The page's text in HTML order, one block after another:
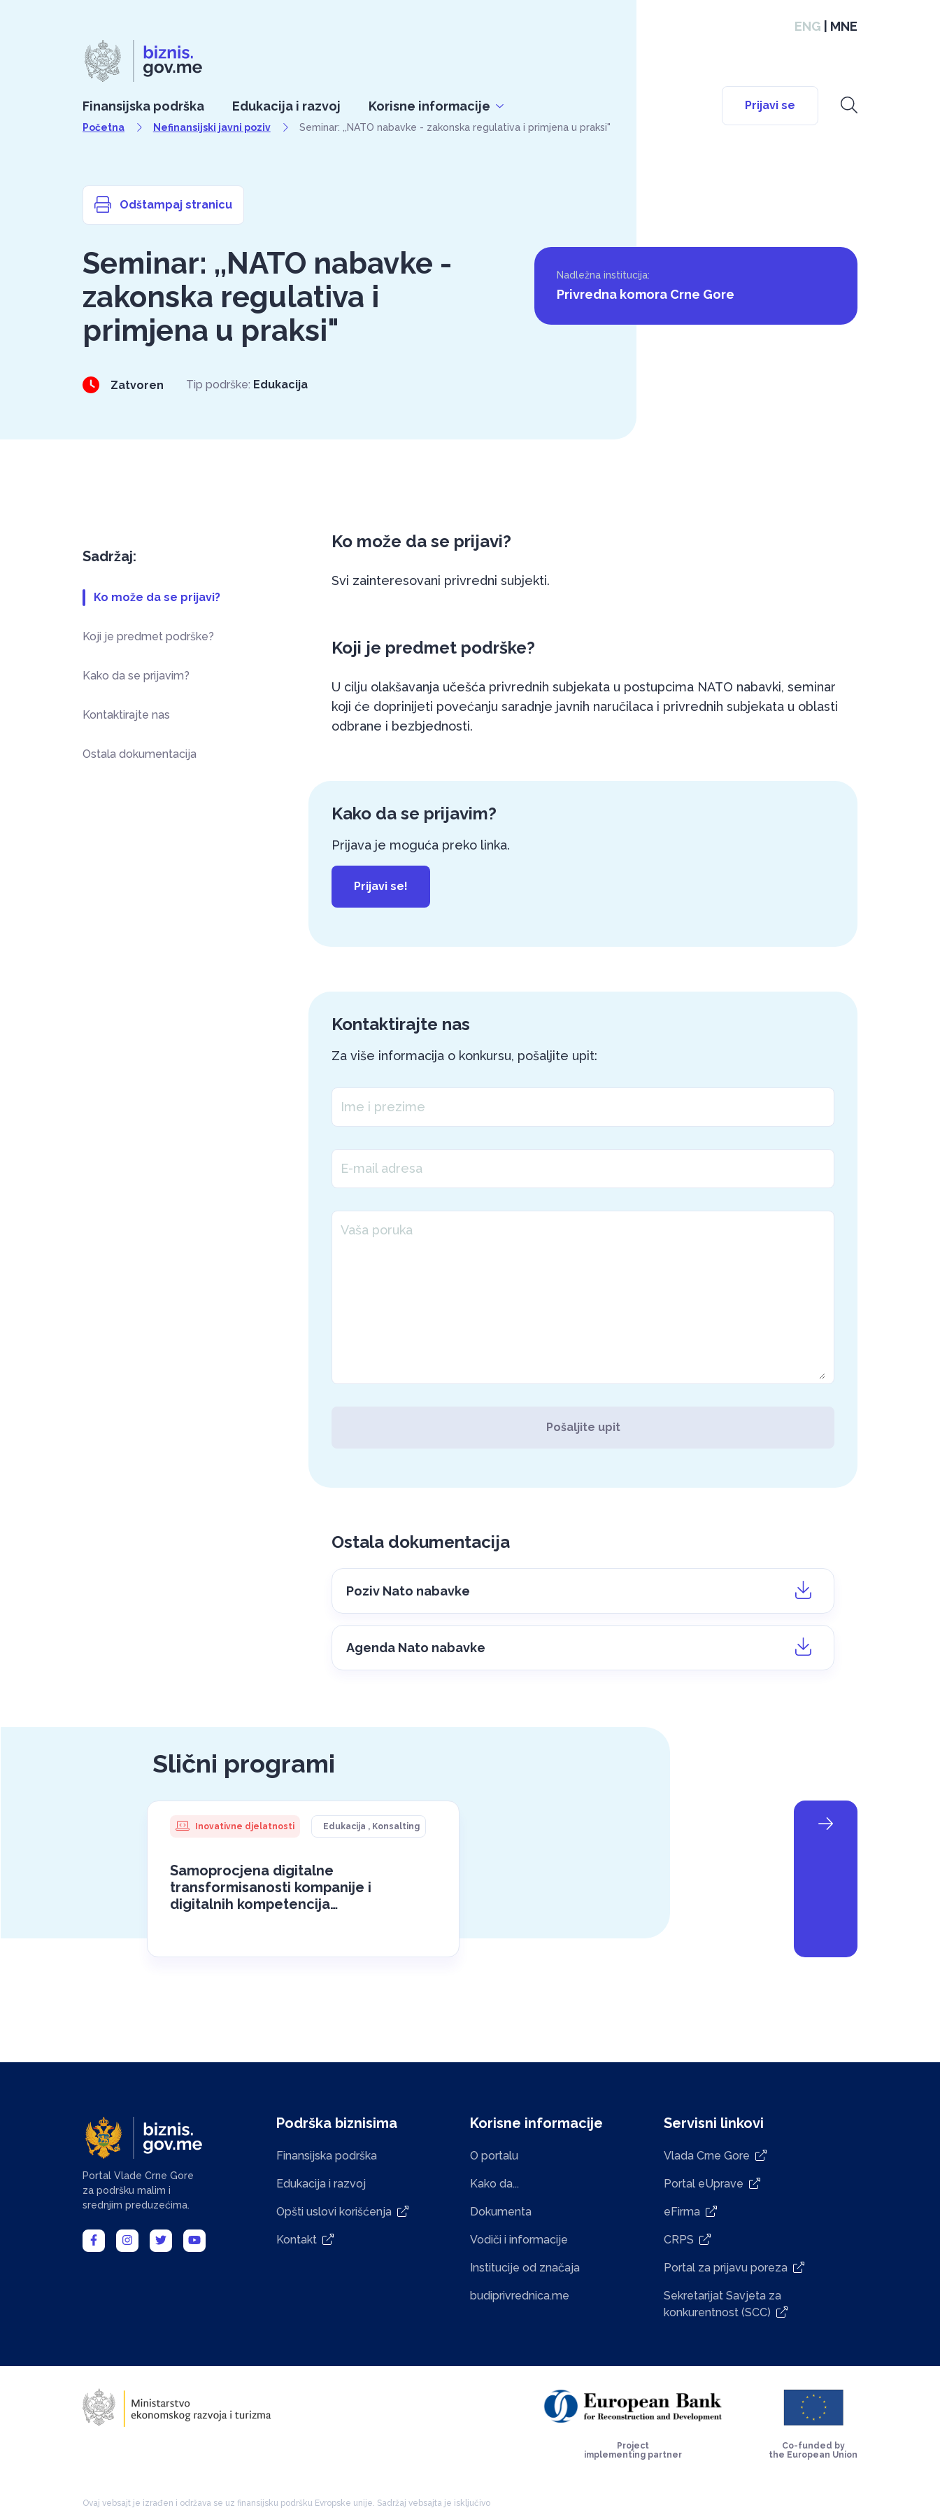
ENG MNE
Finansijska podrška Edukacija i razvoj Korisne informacije Prijavi se
Početna Nefinansijski javni poziv Seminar: ,,NATO nabavke - zakonska regulativa i primjena u praksi"
Odštampaj stranicu
Seminar: ,,NATO nabavke -
zakonska regulativa i
primjena u praksi"
Zatvoren Tip podrške: Edukacija
Nadležna institucija:
Privredna komora Crne Gore
Sadržaj:
Ko može da se prijavi?
Koji je predmet podrške?
Kako da se prijavim?
Kontaktirajte nas
Ostala dokumentacija
Ko može da se prijavi?
Svi zainteresovani privredni subjekti.
Koji je predmet podrške?
U cilju olakšavanja učešća privrednih subjekata u postupcima NATO nabavki, seminar
koji će doprinijeti povećanju saradnje javnih naručilaca i privrednih subjekata u oblasti
odbrane i bezbjednosti.
Kako da se prijavim?
Prijava je moguća preko linka.
Prijavi se!
Kontaktirajte nas
Za više informacija o konkursu, pošaljite upit:
Ime i prezime
E-mail adresa
Vaša poruka
Pošaljite upit
Ostala dokumentacija
Poziv Nato nabavke
Agenda Nato nabavke
Slični programi
Inovativne djelatnosti Edukacija , Konsalting
Samoprocjena digitalne
transformisanosti kompanije i
digitalnih kompetencija…
Portal Vlade Crne Gore
za podršku malim i
srednjim preduzećima.
Podrška biznisima
Finansijska podrška
Edukacija i razvoj
Opšti uslovi korišćenja
Kontakt
Korisne informacije
O portalu
Kako da...
Dokumenta
Vodiči i informacije
Institucije od značaja
budiprivrednica.me
Servisni linkovi
Vlada Crne Gore
Portal eUprave
eFirma
CRPS
Portal za prijavu poreza
Sekretarijat Savjeta za
konkurentnost (SCC)
Project
implementing partner
Co-funded by
the European Union
Ovaj vebsajt je izrađen i održava se uz finansijsku podršku Evropske unije. Sadržaj vebsajta je isključivo